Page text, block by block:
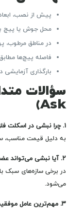
پیش از نصب،
محل جوش یا پیچ
در مناطق
فاصله پیچ‌ها
بارگذاری
Ask)
۱. چرا نبشی در اسکلت فلزی کاربرد گسترده دارد؟
به دلیل قیمت مناسب،
۲. آیا نبشی می‌تواند عضو باربر اصلی باشد؟
در برخی سازه‌های سبک
می‌شود.
۳. مهم‌ترین عامل موفقیت استفاده از نبشی چیست؟